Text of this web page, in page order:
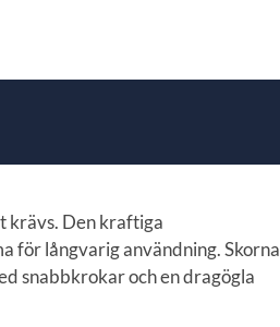
krävs. Den kraftiga
för långvarig användning. Skorna
snabbkrokar och en dragögla